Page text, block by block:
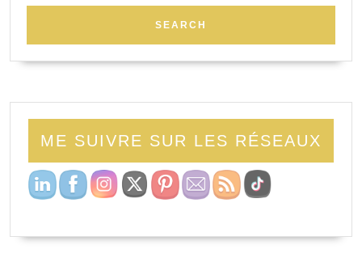
ME SUIVRE SUR LES RÉSEAUX